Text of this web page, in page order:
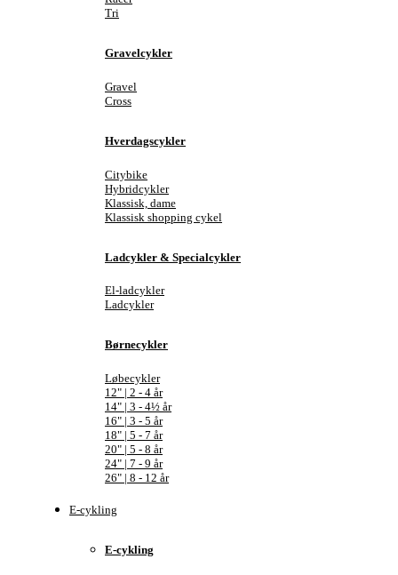
Tri
Gravelcykler
Gravel
Cross
Hverdagscykler
Citybike
Hybridcykler
Klassisk, dame
Klassisk shopping cykel
Ladcykler & Specialcykler
El-ladcykler
Ladcykler
Børnecykler
Løbecykler
12" | 2 - 4 år
14" | 3 - 4½ år
16" | 3 - 5 år
18" | 5 - 7 år
20" | 5 - 8 år
24" | 7 - 9 år
26" | 8 - 12 år
E-cykling
E-cykling